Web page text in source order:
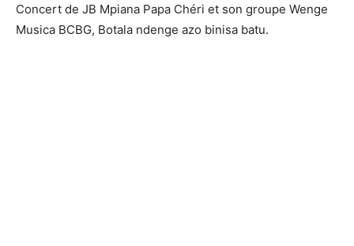
Concert de JB Mpiana Papa Chéri et son groupe Wenge
Musica BCBG, Botala ndenge azo binisa batu.